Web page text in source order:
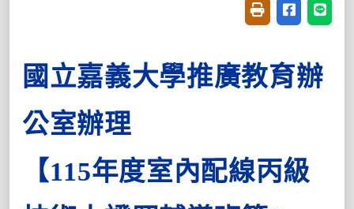
友善列印(開新視
分享至臉書
分享
國立嘉義大學推廣教育辦
公室辦理
【115年度室內配線丙級